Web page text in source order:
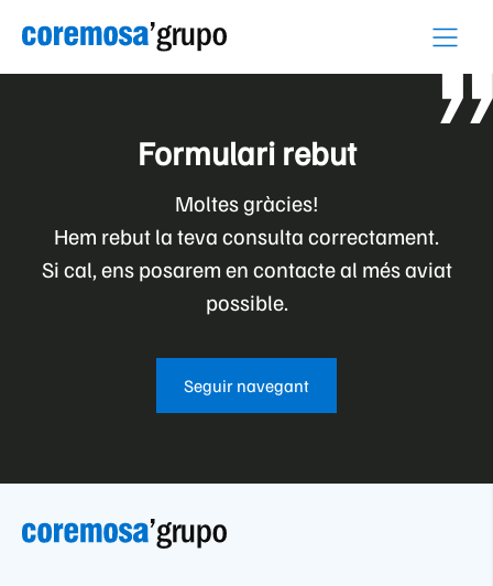
Formulari rebut
Moltes gràcies!
Hem rebut la teva consulta correctament.
Si cal, ens posarem en contacte al més aviat
possible.
Seguir navegant